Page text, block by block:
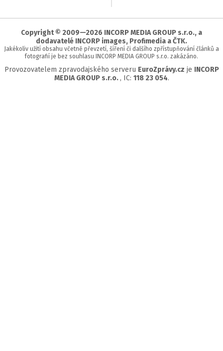
stránky
Copyright © 2009—2026 INCORP MEDIA GROUP s.r.o., a
dodavatelé INCORP images, Profimedia a ČTK.
Jakékoliv užití obsahu včetně převzetí, šíření či dalšího zpřístupňování článků a
fotografií je bez souhlasu INCORP MEDIA GROUP s.r.o. zakázáno.
Provozovatelem zpravodajského serveru EuroZprávy.cz je INCORP
MEDIA GROUP s.r.o. , IC: 118 23 054.